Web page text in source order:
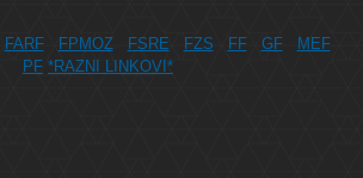
FARF FPMOZ FSRE FZS FF GF
MEF
PF *RAZNI LINKOVI*